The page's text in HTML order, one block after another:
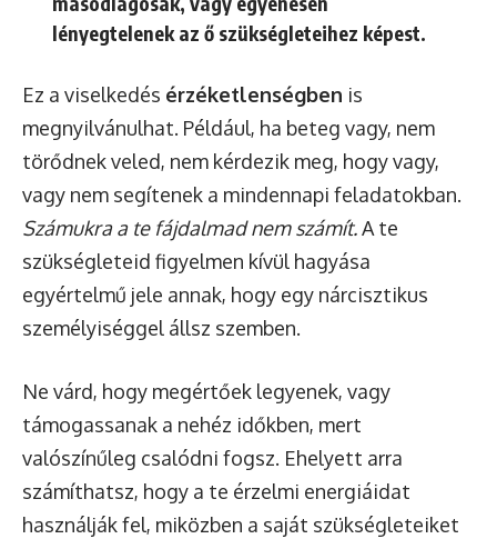
lényegtelenek az ő szükségleteihez képest.
Ez a viselkedés érzéketlenségben is
megnyilvánulhat. Például, ha beteg vagy, nem
törődnek veled, nem kérdezik meg, hogy vagy,
vagy nem segítenek a mindennapi feladatokban.
Számukra a te fájdalmad nem számít.A te
szükségleteid figyelmen kívül hagyása
egyértelmű jele annak, hogy egy nárcisztikus
személyiséggel állsz szemben.
Ne várd, hogy megértőek legyenek, vagy
támogassanak a nehéz időkben, mert
valószínűleg csalódni fogsz. Ehelyett arra
számíthatsz, hogy a te érzelmi energiáidat
használják fel, miközben a saját szükségleteiket